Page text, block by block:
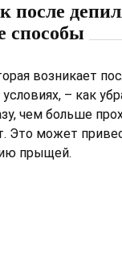
после
способы
возникает
– как
чем больше
Это может
прыщей.